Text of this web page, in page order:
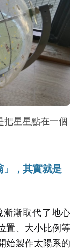
把星星點在一個
」，其實就是
漸取代了地心
置、大小比例等
始製作太陽系的